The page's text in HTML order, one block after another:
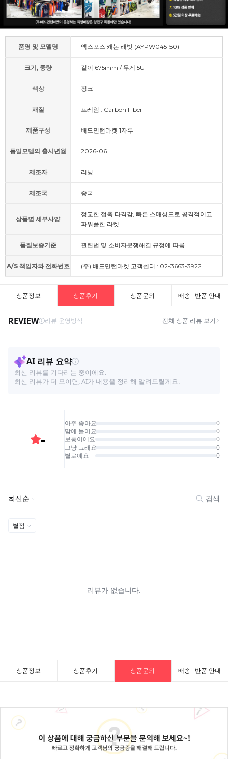
품명 및 모델명 엑스포스 캐논 래빗 (AYPW045-50)
크기, 중량 길이 675mm / 무게 5U
색상 핑크
재질 프레임 : Carbon Fiber
제품구성 배드민턴라켓 1자루
동일모델의 출시년월 2026-06
제조자 리닝
제조국 중국
상품별 세부사양
정교한 접촉 타격감, 빠른 스매싱으로 공격적이고
파워풀한 라켓
품질보증기준 관련법 및 소비자분쟁해결 규정에 따름
A/S 책임자와 전화번호 (주) 배드민턴마켓 고객센터 : 02-3663-3922
상품정보 상품후기 상품문의 배송 · 반품 안내
상품정보 상품후기 상품문의 배송 · 반품 안내